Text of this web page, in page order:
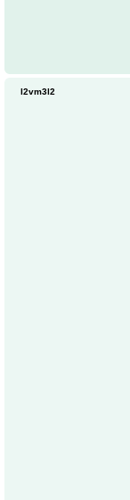
l2vm3l2